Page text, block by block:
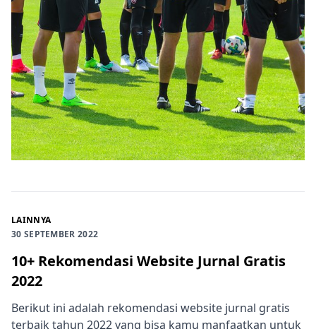
LAINNYA
30 SEPTEMBER 2022
10+ Rekomendasi Website Jurnal Gratis
2022
Berikut ini adalah rekomendasi website jurnal gratis
terbaik tahun 2022 yang bisa kamu manfaatkan untuk